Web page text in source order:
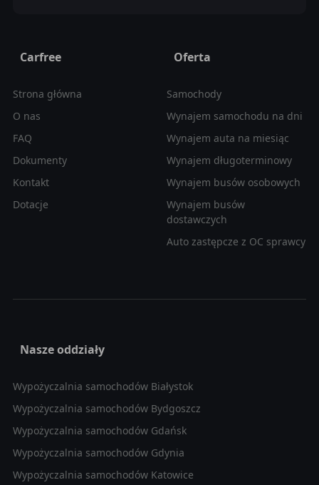
Carfree
Strona główna
O nas
FAQ
Dokumenty
Kontakt
Dotacje
Oferta
Samochody
Wynajem samochodu na dni
Wynajem auta na miesiąc
Wynajem długoterminowy
Wynajem busów osobowych
Wynajem busów
dostawczych
Auto zastępcze z OC sprawcy
Nasze oddziały
Wypożyczalnia samochodów Białystok
Wypożyczalnia samochodów Bydgoszcz
Wypożyczalnia samochodów Gdańsk
Wypożyczalnia samochodów Gdynia
Wypożyczalnia samochodów Katowice